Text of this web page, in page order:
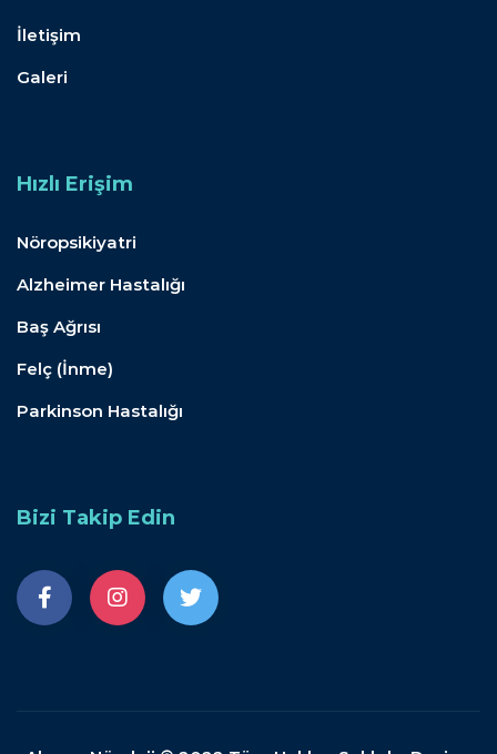
İletişim
Galeri
Hızlı Erişim
Nöropsikiyatri
Alzheimer Hastalığı
Baş Ağrısı
Felç (İnme)
Parkinson Hastalığı
Bizi Takip Edin